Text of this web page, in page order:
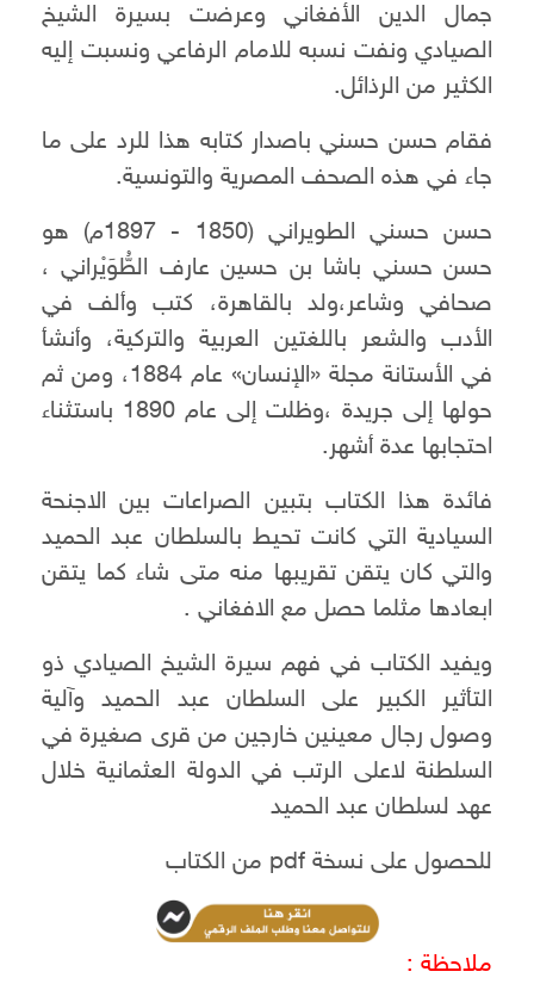
جمال الدين الأفغاني وعرضت بسيرة الشيخ
الصيادي ونفت نسبه للامام الرفاعي ونسبت إليه
الكثير من الرذائل.
فقام حسن حسني باصدار كتابه هذا للرد على ما
جاء في هذه الصحف المصرية والتونسية.
حسن حسني الطويراني (1850 - 1897م) هو
حسن حسني باشا بن حسين عارف الطُّوَيْراني ،
صحافي وشاعر،ولد بالقاهرة، كتب وألف في
الأدب والشعر باللغتين العربية والتركية، وأنشأ
في الأستانة مجلة «الإنسان» عام 1884، ومن ثم
حولها إلى جريدة ،وظلت إلى عام 1890 باستثناء
احتجابها عدة أشهر.
فائدة هذا الكتاب بتبين الصراعات بين الاجنحة
السيادية التي كانت تحيط بالسلطان عبد الحميد
والتي كان يتقن تقريبها منه متى شاء كما يتقن
ابعادها مثلما حصل مع الافغاني .
ويفيد الكتاب في فهم سيرة الشيخ الصيادي ذو
التأثير الكبير على السلطان عبد الحميد وآلية
وصول رجال معينين خارجين من قرى صغيرة في
السلطنة لاعلى الرتب في الدولة العثمانية خلال
عهد لسلطان عبد الحميد
للحصول على نسخة pdf من الكتاب
ملاحظة :